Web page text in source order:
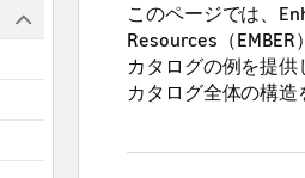
このページでは、
Resources（
カタログの例を提
カタログ全体の構造